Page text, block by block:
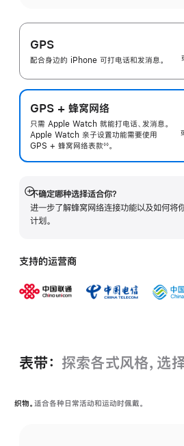
GPS
配合身边的 iPhone 可打电话和发消息。
GPS + 蜂窝网络
只需 Apple Watch 就能打电话、发消息。
Apple Watch 亲子设置功能需要使用
GPS + 蜂窝网络表款◊◊。
不确定哪种选择适合你？
进一步了解蜂窝网络连接功能以及如何将
计划。
展
开
支持的运营商
表带： 探索各式风格，选
织物。 适合各种日常活动和运动时佩戴。